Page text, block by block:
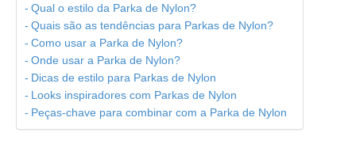
Qual o estilo da Parka de Nylon?
Quais são as tendências para Parkas de Nylon?
Como usar a Parka de Nylon?
Onde usar a Parka de Nylon?
Dicas de estilo para Parkas de Nylon
Looks inspiradores com Parkas de Nylon
Peças-chave para combinar com a Parka de Nylon